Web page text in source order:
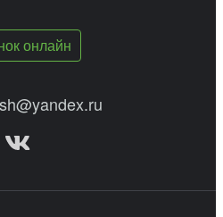
онлайн